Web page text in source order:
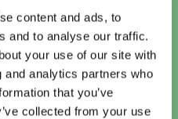
content and ads, to
and to analyse our traffic.
your use of our site with
analytics partners who
that you’ve
collected from your use